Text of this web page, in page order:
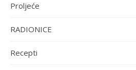
Proljeće
RADIONICE
Recepti